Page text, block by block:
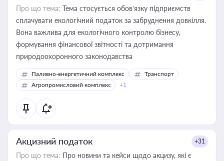
Про що тема: Тема стосується обов’язку підприємств
сплачувати екологічний податок за забруднення довкілля.
Вона важлива для екологічного контролю бізнесу,
формування фінансової звітності та дотримання
природоохоронного законодавства
Паливно-енергетичний комплекс
Транспорт
Агропромисловий комплекс
+1
Акцизний податок +31
Про що тема: Про новини та кейси щодо акцизу, які є